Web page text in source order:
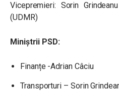
Vicepremieri: Sorin
(UDMR)
Miniștrii PSD:
Finanțe -Adrian Câciu
Transporturi – Sorin